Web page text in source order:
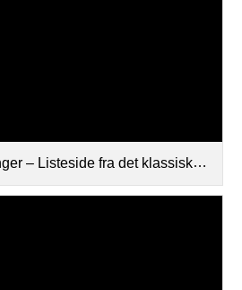
Listeside fra det klassiske Google Sites